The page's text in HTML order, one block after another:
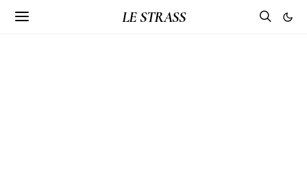
LE STRASS